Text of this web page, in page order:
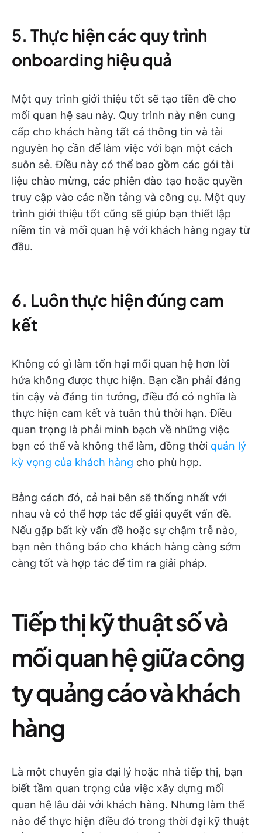
5. Thực hiện các quy trình
onboarding hiệu quả
Một quy trình giới thiệu tốt sẽ tạo tiền đề cho
mối quan hệ sau này. Quy trình này nên cung
cấp cho khách hàng tất cả thông tin và tài
nguyên họ cần để làm việc với bạn một cách
suôn sẻ. Điều này có thể bao gồm các gói tài
liệu chào mừng, các phiên đào tạo hoặc quyền
truy cập vào các nền tảng và công cụ. Một quy
trình giới thiệu tốt cũng sẽ giúp bạn thiết lập
niềm tin và mối quan hệ với khách hàng ngay từ
đầu.
6. Luôn thực hiện đúng cam
kết
Không có gì làm tổn hại mối quan hệ hơn lời
hứa không được thực hiện. Bạn cần phải đáng
tin cậy và đáng tin tưởng, điều đó có nghĩa là
thực hiện cam kết và tuân thủ thời hạn. Điều
quan trọng là phải minh bạch về những việc
bạn có thể và không thể làm, đồng thời quản lý
kỳ vọng của khách hàng cho phù hợp.
Bằng cách đó, cả hai bên sẽ thống nhất với
nhau và có thể hợp tác để giải quyết vấn đề.
Nếu gặp bất kỳ vấn đề hoặc sự chậm trễ nào,
bạn nên thông báo cho khách hàng càng sớm
càng tốt và hợp tác để tìm ra giải pháp.
Tiếp thị kỹ thuật số và
mối quan hệ giữa công
ty quảng cáo và khách
hàng
Là một chuyên gia đại lý hoặc nhà tiếp thị, bạn
biết tầm quan trọng của việc xây dựng mối
quan hệ lâu dài với khách hàng. Nhưng làm thế
nào để thực hiện điều đó trong thời đại kỹ thuật